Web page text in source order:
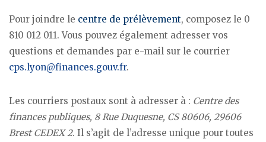
Pour joindre le centre de prélèvement, composez le 0
810 012 011. Vous pouvez également adresser vos
questions et demandes par e-mail sur le courrier
cps.lyon@finances.gouv.fr.
Les courriers postaux sont à adresser à : Centre des
finances publiques, 8 Rue Duquesne, CS 80606, 29606
Brest CEDEX 2. Il s’agit de l’adresse unique pour toutes